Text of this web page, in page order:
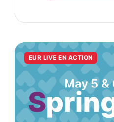
EUR LIVE EN ACTION